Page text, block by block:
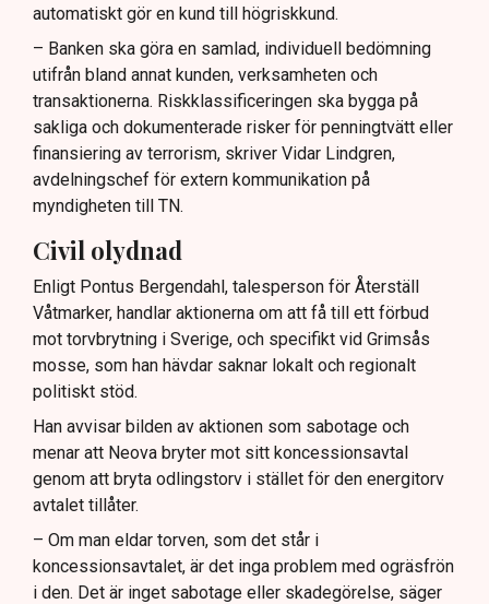
automatiskt gör en kund till högriskkund.
– Banken ska göra en samlad, individuell bedömning
utifrån bland annat kunden, verksamheten och
transaktionerna. Riskklassificeringen ska bygga på
sakliga och dokumenterade risker för penningtvätt eller
finansiering av terrorism, skriver Vidar Lindgren,
avdelningschef för extern kommunikation på
myndigheten till TN.
Civil olydnad
Enligt Pontus Bergendahl, talesperson för Återställ
Våtmarker, handlar aktionerna om att få till ett förbud
mot torvbrytning i Sverige, och specifikt vid Grimsås
mosse, som han hävdar saknar lokalt och regionalt
politiskt stöd.
Han avvisar bilden av aktionen som sabotage och
menar att Neova bryter mot sitt koncessionsavtal
genom att bryta odlingstorv i stället för den energitorv
avtalet tillåter.
– Om man eldar torven, som det står i
koncessionsavtalet, är det inga problem med ogräsfrön
i den. Det är inget sabotage eller skadegörelse, säger